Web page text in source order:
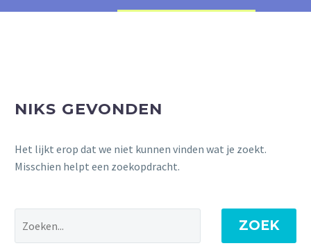
NIKS GEVONDEN
Het lijkt erop dat we niet kunnen vinden wat je zoekt.
Misschien helpt een zoekopdracht.
ZOEK